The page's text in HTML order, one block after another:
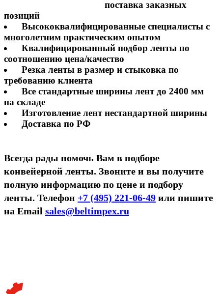
поставка заказных
позиций
Высококвалифицированные специалисты с
многолетним практическим опытом
Квалифицированный подбор ленты по
соотношению цена/качество
Резка ленты в размер и стыковка по
требованию клиента
Все стандартные ширины лент до 2400 мм
на складе
Изготовление лент нестандартной ширины
Доставка по РФ
Всегда рады помочь Вам в подборе
конвейерной ленты. Звоните и вы получите
полную информацию по цене и подбору
ленты. Телефон +7 (495) 221-06-49 или пишите
на Email sales@beltimpex.ru